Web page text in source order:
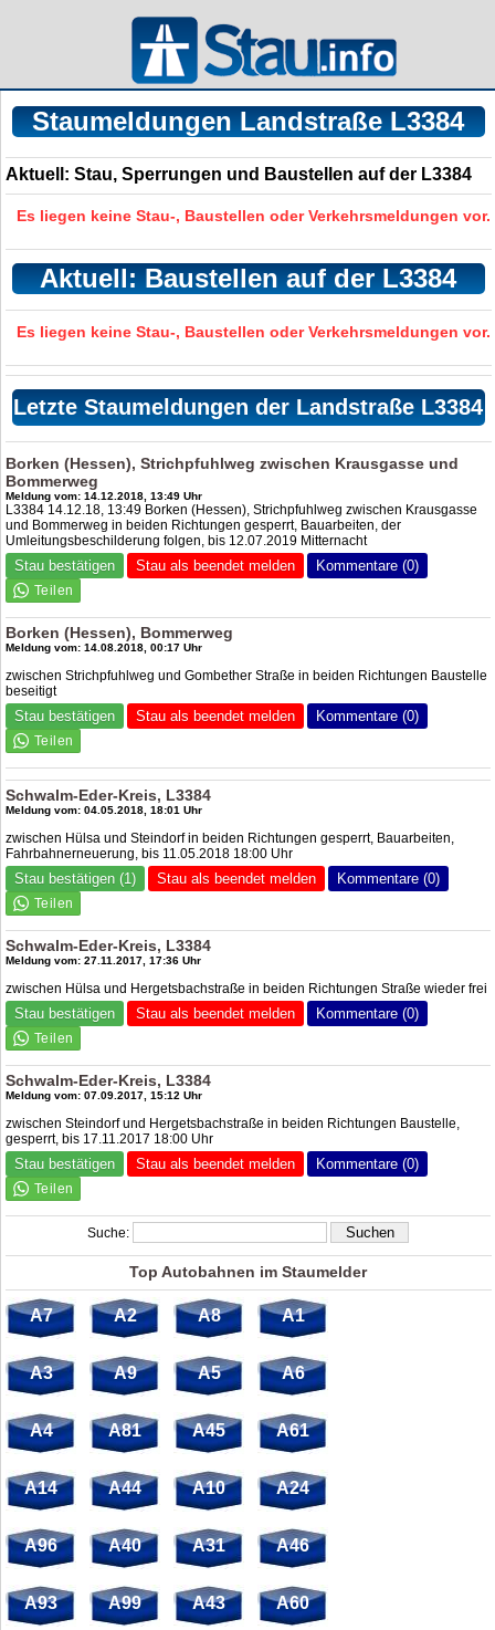
Staumeldungen Landstraße L3384
Aktuell: Stau, Sperrungen und Baustellen auf der L3384
Es liegen keine Stau-, Baustellen oder Verkehrsmeldungen vor.
Aktuell: Baustellen auf der L3384
Es liegen keine Stau-, Baustellen oder Verkehrsmeldungen vor.
Letzte Staumeldungen der Landstraße L3384
Borken (Hessen), Strichpfuhlweg zwischen Krausgasse und
Bommerweg
Meldung vom: 14.12.2018, 13:49 Uhr
L3384 14.12.18, 13:49 Borken (Hessen), Strichpfuhlweg zwischen Krausgasse
und Bommerweg in beiden Richtungen gesperrt, Bauarbeiten, der
Umleitungsbeschilderung folgen, bis 12.07.2019 Mitternacht
Stau bestätigen Stau als beendet melden Kommentare (0)
Borken (Hessen), Bommerweg
Meldung vom: 14.08.2018, 00:17 Uhr
zwischen Strichpfuhlweg und Gombether Straße in beiden Richtungen Baustelle
beseitigt
Stau bestätigen Stau als beendet melden Kommentare (0)
Schwalm-Eder-Kreis, L3384
Meldung vom: 04.05.2018, 18:01 Uhr
zwischen Hülsa und Steindorf in beiden Richtungen gesperrt, Bauarbeiten,
Fahrbahnerneuerung, bis 11.05.2018 18:00 Uhr
Stau bestätigen (1) Stau als beendet melden Kommentare (0)
Schwalm-Eder-Kreis, L3384
Meldung vom: 27.11.2017, 17:36 Uhr
zwischen Hülsa und Hergetsbachstraße in beiden Richtungen Straße wieder frei
Stau bestätigen Stau als beendet melden Kommentare (0)
Schwalm-Eder-Kreis, L3384
Meldung vom: 07.09.2017, 15:12 Uhr
zwischen Steindorf und Hergetsbachstraße in beiden Richtungen Baustelle,
gesperrt, bis 17.11.2017 18:00 Uhr
Stau bestätigen Stau als beendet melden Kommentare (0)
Suche:
Top Autobahnen im Staumelder
A7 A2 A8 A1
A3 A9 A5 A6
A4 A81 A45 A61
A14 A44 A10 A24
A96 A40 A31 A46
A93 A99 A43 A60